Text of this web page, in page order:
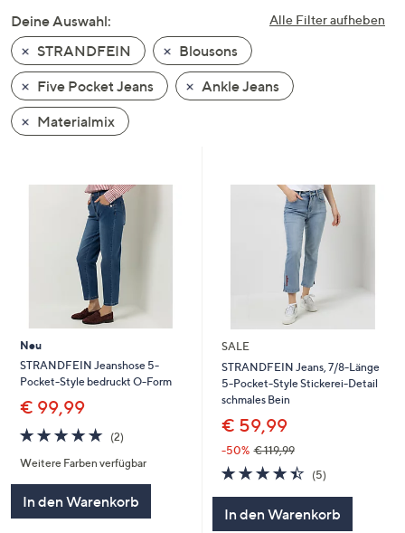
nach
unten
oder
wischen
Sie
auf
nach
anzuzeigen.
Alle Filter aufheben
Deine Auswahl:
STRANDFEIN
Blousons
Five Pocket Jeans
Ankle Jeans
Materialmix
Neu
STRANDFEIN Jeanshose 5-
Pocket-Style bedruckt O-Form
€ 99,99
5.0
von
5
(2)2
Weitere Farben verfügbar
In den Warenkorb
SALE
STRANDFEIN Jeans, 7/8-Länge
5-Pocket-Style Stickerei-Detail
schmales Bein
€ 59,99
-50% € 119,99
4.4
von
(5)5
In den Warenkorb